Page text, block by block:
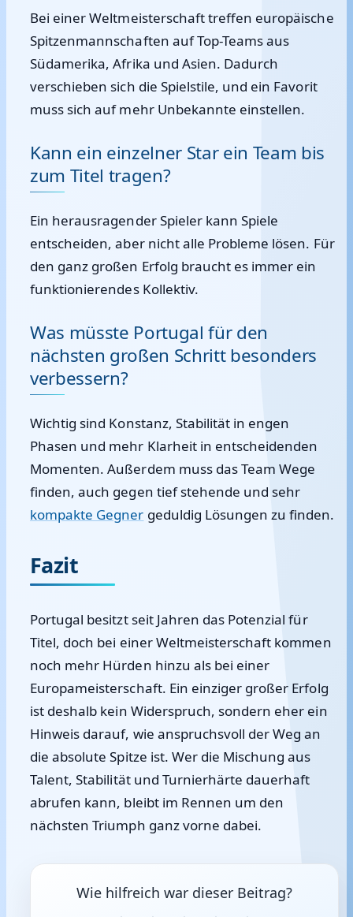
Bei einer Weltmeisterschaft treffen europäische
Spitzenmannschaften auf Top-Teams aus
Südamerika, Afrika und Asien. Dadurch
verschieben sich die Spielstile, und ein Favorit
muss sich auf mehr Unbekannte einstellen.
Kann ein einzelner Star ein Team bis
zum Titel tragen?
Ein herausragender Spieler kann Spiele
entscheiden, aber nicht alle Probleme lösen. Für
den ganz großen Erfolg braucht es immer ein
funktionierendes Kollektiv.
Was müsste Portugal für den
nächsten großen Schritt besonders
verbessern?
Wichtig sind Konstanz, Stabilität in engen
Phasen und mehr Klarheit in entscheidenden
Momenten. Außerdem muss das Team Wege
finden, auch gegen tief stehende und sehr
kompakte Gegner geduldig Lösungen zu finden.
Fazit
Portugal besitzt seit Jahren das Potenzial für
Titel, doch bei einer Weltmeisterschaft kommen
noch mehr Hürden hinzu als bei einer
Europameisterschaft. Ein einziger großer Erfolg
ist deshalb kein Widerspruch, sondern eher ein
Hinweis darauf, wie anspruchsvoll der Weg an
die absolute Spitze ist. Wer die Mischung aus
Talent, Stabilität und Turnierhärte dauerhaft
abrufen kann, bleibt im Rennen um den
nächsten Triumph ganz vorne dabei.
Wie hilfreich war dieser Beitrag?